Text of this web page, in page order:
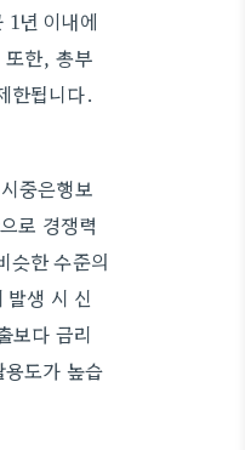
1년 이내에
또한, 총부
한됩니다.
중은행보
로 경쟁력
슷한 수준의
생 시 신
보다 금리
도가 높습